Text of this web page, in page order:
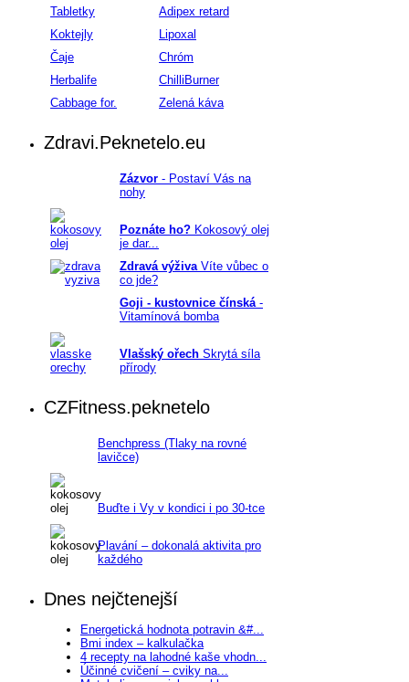
Tabletky
Adipex retard
Koktejly
Lipoxal
Čaje
Chróm
Herbalife
ChilliBurner
Cabbage for.
Zelená káva
Zdravi.Peknetelo.eu
Zázvor - Postaví Vás na
nohy
Poznáte ho? Kokosový olej
je dar...
Zdravá výživa Víte vůbec o
co jde?
Goji - kustovnice čínská -
Vitamínová bomba
Vlašský ořech Skrytá síla
přírody
CZFitness.peknetelo
Benchpress (Tlaky na rovné
lavičce)
Buďte i Vy v kondici i po 30-tce
Plavání – dokonalá aktivita pro
každého
Dnes nejčtenejší
Energetická hodnota potravin &#...
Bmi index – kalkulačka
4 recepty na lahodné kaše vhodn...
Účinné cvičení – cviky na...